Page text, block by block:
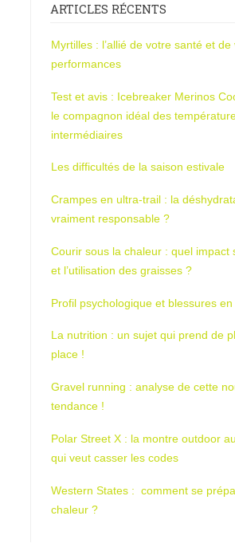
ARTICLES RÉCENTS
Myrtilles : l’allié de votre santé et de
performances
Test et avis : Icebreaker Merinos
le compagnon idéal des
intermédiaires
Les difficultés de la saison estivale
Crampes en ultra-trail : la
vraiment responsable ?
Courir sous la chaleur : quel impact
et l’utilisation des graisses ?
Profil psychologique et blessures
La nutrition : un sujet qui prend de
place !
Gravel running : analyse de cette
tendance !
Polar Street X : la montre outdoor
qui veut casser les codes
Western States : comment se
chaleur ?